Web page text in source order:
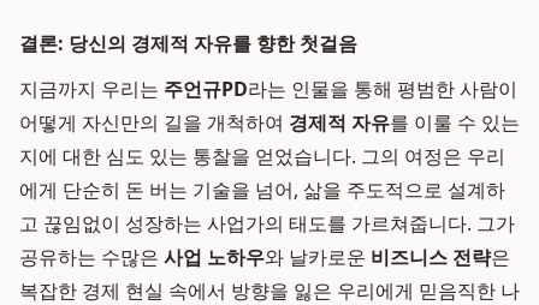
결론: 당신의 경제적 자유를 향한 첫걸음
지금까지 우리는 주언규PD라는 인물을 통해 평범한 사람이
어떻게 자신만의 길을 개척하여 경제적 자유를 이룰 수 있는
지에 대한 심도 있는 통찰을 얻었습니다. 그의 여정은 우리
에게 단순히 돈 버는 기술을 넘어, 삶을 주도적으로 설계하
고 끊임없이 성장하는 사업가의 태도를 가르쳐줍니다. 그가
공유하는 수많은 사업 노하우와 날카로운 비즈니스 전략은
복잡한 경제 현실 속에서 방향을 잃은 우리에게 믿음직한 나